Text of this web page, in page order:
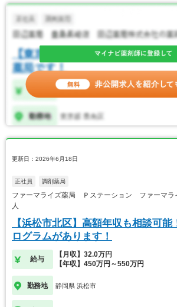
更新日：2026年6月18日
正社員 調剤薬局
ファーマライズ薬局 Ｐステーション ファーマラ
人
【浜松市北区】高額年収も相談可
ログラムがあります！
給与
【月収】32.0万円
【年収】450万円～550万円
勤務地 静岡県 浜松市